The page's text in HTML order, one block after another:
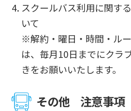
スクールバス利用に関す
いて
※解約・曜日・時間・ル
は、毎月10日までにクラ
きをお願いいたします。
その他 注意事項
you
this
the